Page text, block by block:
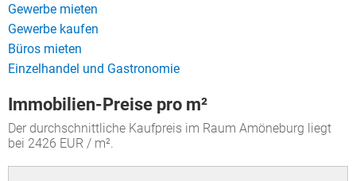
Gewerbe mieten
Gewerbe kaufen
Büros mieten
Einzelhandel und Gastronomie
Immobilien-Preise pro m²
Der durchschnittliche Kaufpreis im Raum Amöneburg liegt
bei 2426 EUR / m².